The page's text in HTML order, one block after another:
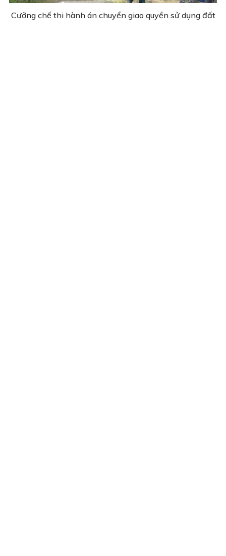
Cưỡng chế thi hành án chuyển giao quyền sử dụng đất